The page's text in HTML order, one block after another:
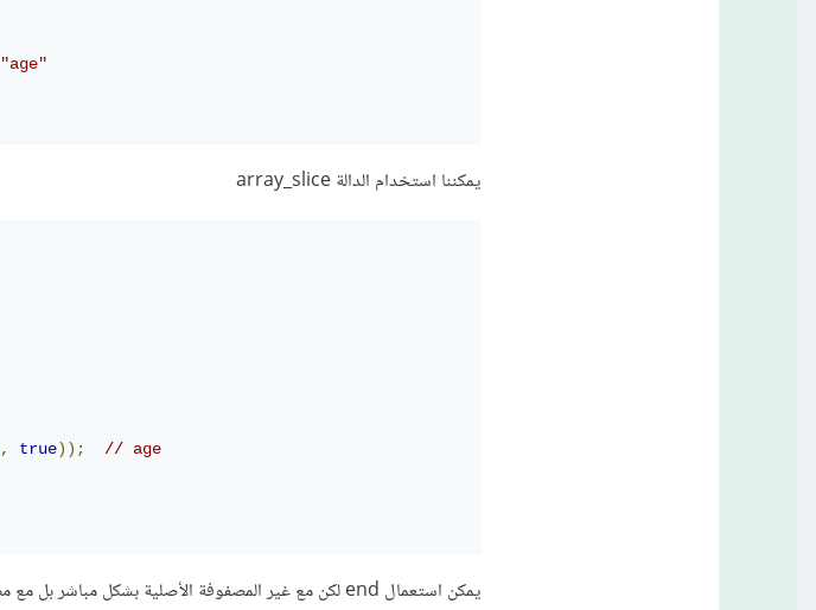
يمكننا استخدام الدالة array_slice
, true)); // age
يمكن استعمال end لكن مع غير المصفوفة الأصلية بشكل مباشر بل مع مصفوفة المفاتيح الخاصة بها